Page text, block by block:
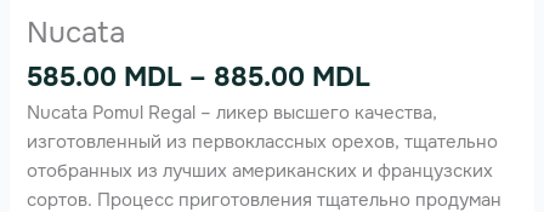
Nucata
585.00 MDL – 885.00 MDL
Nucata Pomul Regal – ликер высшего качества,
изготовленный из первоклассных орехов, тщательно
отобранных из лучших американских и французских
сортов. Процесс приготовления тщательно продуман